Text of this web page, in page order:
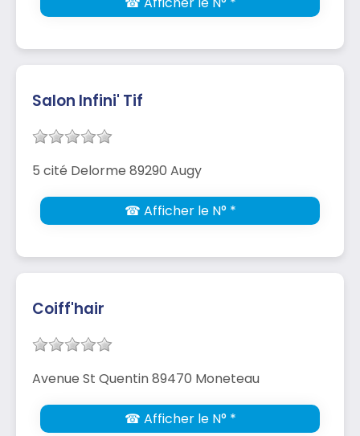
Salon Infini' Tif
5 cité Delorme 89290 Augy
☎ Afficher le N° *
Coiff'hair
Avenue St Quentin 89470 Moneteau
☎ Afficher le N° *